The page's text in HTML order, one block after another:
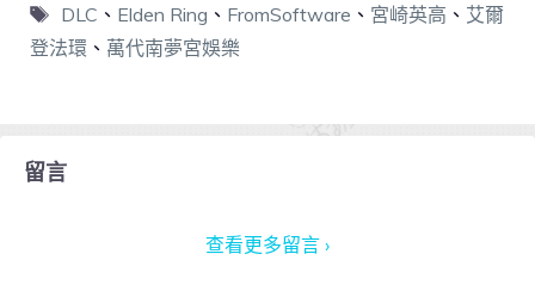
DLC 、 Elden Ring 、 FromSoftware 、 宮崎英高 、 艾爾
登法環 、 萬代南夢宮娛樂
留言
查看更多留言 ›